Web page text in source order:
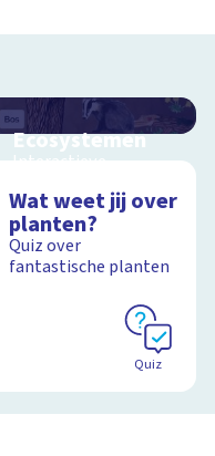
Ecosystemen
Interactieve
Veluwe
Wat weet jij over
planten?
Quiz over
fantastische planten
Quiz